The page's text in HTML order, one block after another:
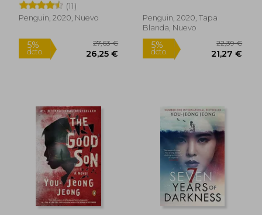
(11)
Penguin, 2020, Nuevo
dcto. 26,25 €
Penguin, 2020, Tapa
Blanda, Nuevo
5%
dcto.